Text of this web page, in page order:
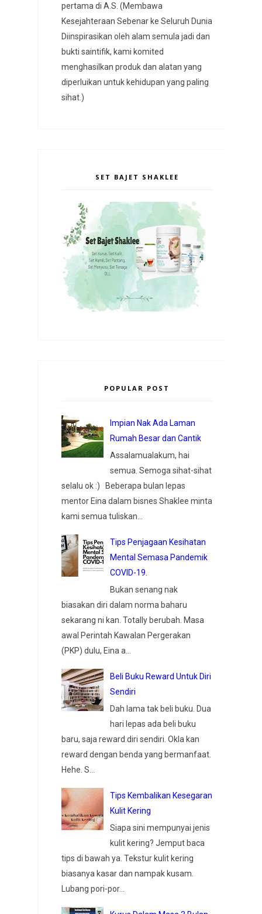
pertama di A.S. (Membawa
Kesejahteraan Sebenar ke Seluruh Dunia
Diinspirasikan oleh alam semula jadi dan
bukti saintifik, kami komited
menghasilkan produk dan alatan yang
diperluikan untuk kehidupan yang paling
sihat.)
SET BAJET SHAKLEE
POPULAR POST
Impian Nak Ada Laman
Rumah Besar dan Cantik
Assalamualakum, hai
semua. Semoga sihat-sihat
selalu ok :) Beberapa bulan lepas
mentor Eina dalam bisnes Shaklee minta
kami semua tuliskan...
Tips Penjagaan Kesihatan
Mental Semasa Pandemik
COVID-19.
Bukan senang nak
biasakan diri dalam norma baharu
sekarang ni kan. Totally berubah. Masa
awal Perintah Kawalan Pergerakan
(PKP) dulu, Eina a...
Beli Buku Reward Untuk Diri
Sendiri
Dah lama tak beli buku. Dua
hari lepas ada beli buku
baru, saja reward diri sendiri. Okla kan
reward dengan benda yang bermanfaat.
Hehe. S...
Tips Kembalikan Kesegaran
Kulit Kering
Siapa sini mempunyai jenis
kulit kering? Jemput baca
tips di bawah ya. Tekstur kulit kering
biasanya kasar dan nampak kusam.
Lubang pori-por...